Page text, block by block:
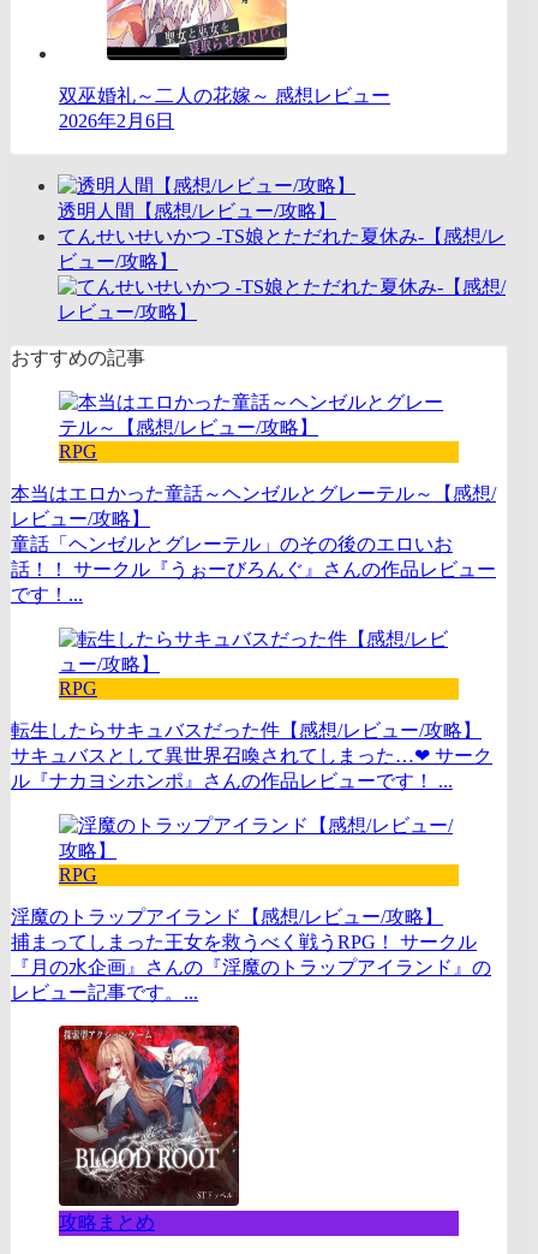
双巫婚礼～二人の花嫁～ 感想レビュー
2026年2月6日
透明人間【感想/レビュー/攻略】
てんせいせいかつ -TS娘とただれた夏休み-【感想/レ
ビュー/攻略】
おすすめの記事
RPG
本当はエロかった童話～ヘンゼルとグレーテル～【感想/
レビュー/攻略】
童話「ヘンゼルとグレーテル」のその後のエロいお
話！！ サークル『うぉーびろんぐ』さんの作品レビュー
です！...
RPG
転生したらサキュバスだった件【感想/レビュー/攻略】
サキュバスとして異世界召喚されてしまった…❤ サーク
ル『ナカヨシホンポ』さんの作品レビューです！ ...
RPG
淫魔のトラップアイランド【感想/レビュー/攻略】
捕まってしまった王女を救うべく戦うRPG！ サークル
『月の水企画』さんの『淫魔のトラップアイランド』の
レビュー記事です。...
攻略まとめ